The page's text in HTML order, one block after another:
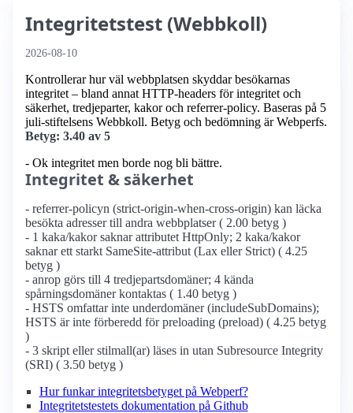
Integritetstest (Webbkoll)
2026-08-10
Kontrollerar hur väl webbplatsen skyddar besökarnas
integritet – bland annat HTTP-headers för integritet och
säkerhet, tredjeparter, kakor och referrer-policy. Baseras på 5
juli-stiftelsens Webbkoll. Betyg och bedömning är Webperfs.
Betyg: 3.40 av 5
- Ok integritet men borde nog bli bättre.
Integritet & säkerhet
- referrer-policyn (strict-origin-when-cross-origin) kan läcka
besökta adresser till andra webbplatser ( 2.00 betyg )
- 1 kaka/kakor saknar attributet HttpOnly; 2 kaka/kakor
saknar ett starkt SameSite-attribut (Lax eller Strict) ( 4.25
betyg )
- anrop görs till 4 tredjepartsdomäner; 4 kända
spårningsdomäner kontaktas ( 1.40 betyg )
- HSTS omfattar inte underdomäner (includeSubDomains);
HSTS är inte förberedd för preloading (preload) ( 4.25 betyg
)
- 3 skript eller stilmall(ar) läses in utan Subresource Integrity
(SRI) ( 3.50 betyg )
Hur funkar integritetsbetyget på Webperf?
Integritetstestets dokumentation på Github